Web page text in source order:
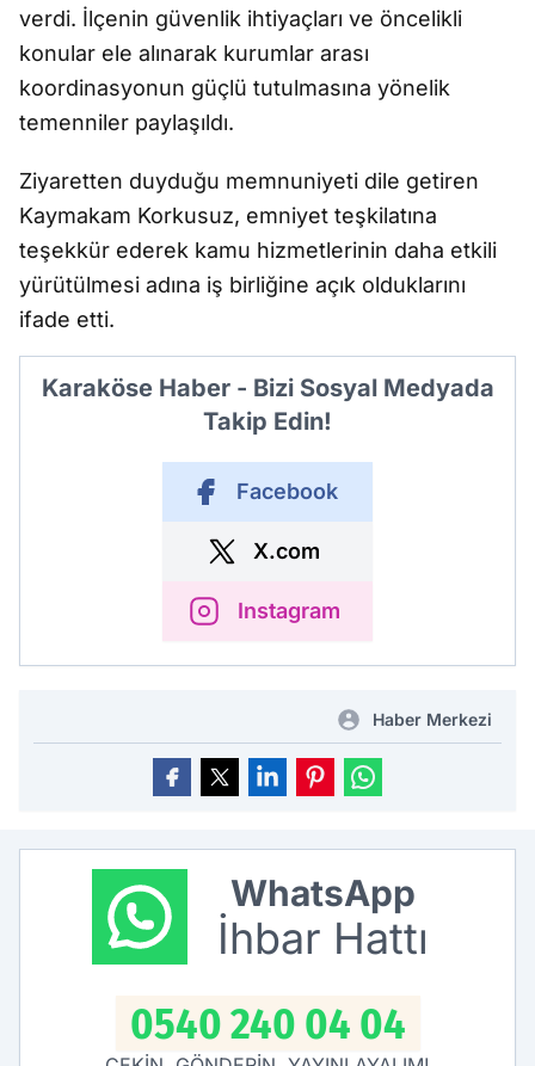
verdi. İlçenin güvenlik ihtiyaçları ve öncelikli
konular ele alınarak kurumlar arası
koordinasyonun güçlü tutulmasına yönelik
temenniler paylaşıldı.
Ziyaretten duyduğu memnuniyeti dile getiren
Kaymakam Korkusuz, emniyet teşkilatına
teşekkür ederek kamu hizmetlerinin daha etkili
yürütülmesi adına iş birliğine açık olduklarını
ifade etti.
Karaköse Haber - Bizi Sosyal Medyada
Takip Edin!
Facebook
X.com
Instagram
Haber Merkezi
WhatsApp
İhbar Hattı
0540 240 04 04